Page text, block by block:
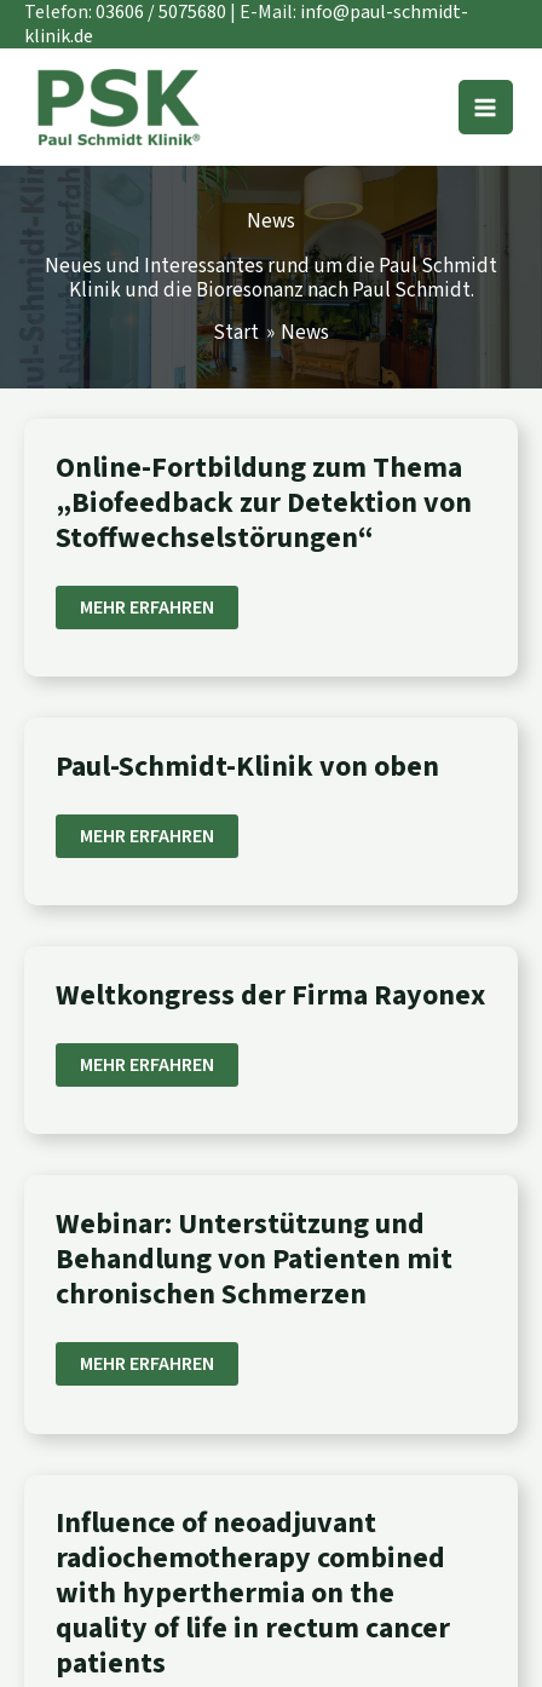
Zum
Inhalt
Telefon:03606 / 5075680 | E-Mail: info@paul-schmidt-
klinik.de
News
Neues und Interessantes rund um die Paul Schmidt
Klinik und die Bioresonanz nach Paul Schmidt.
Start
News
Online-Fortbildung zum Thema
„Biofeedback zur Detektion von
Stoffwechselstörungen“
ONLINE-
FORTBILDUNG
ZUM
THEMA
„BIOFEEDBACK
ZUR
VON
STOFFWECHSELSTÖRUNGEN“
MEHR ERFAHREN
Paul-Schmidt-Klinik von oben
PAUL-
SCHMIDT-
VON
OBEN
MEHR ERFAHREN
Weltkongress der Firma Rayonex
WELTKONGRESS
DER
RAYONEX
MEHR ERFAHREN
Webinar: Unterstützung und
Behandlung von Patienten mit
chronischen Schmerzen
WEBINAR:
UNTERSTÜTZUNG
UND
BEHANDLUNG
VON
PATIENTEN
CHRONISCHEN
SCHMERZEN
MEHR ERFAHREN
Influence of neoadjuvant
radiochemotherapy combined
with hyperthermia on the
quality of life in rectum cancer
patients
INFLUENCE
OF
NEOADJUVANT
RADIOCHEMOTHERAPY
COMBINED
WITH
HYPERTHERMIA
ON
THE